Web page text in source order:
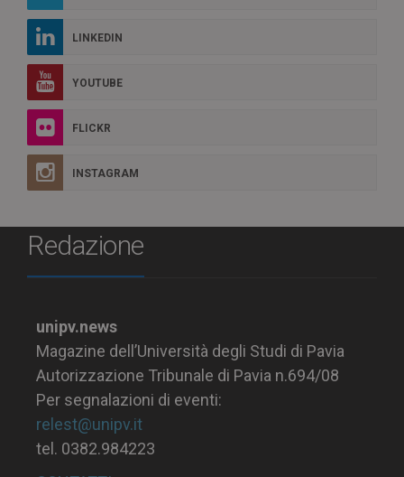
LINKEDIN
YOUTUBE
FLICKR
INSTAGRAM
Redazione
unipv.news
Magazine dell’Università degli Studi di Pavia
Autorizzazione Tribunale di Pavia n.694/08
Per segnalazioni di eventi:
relest@unipv.it
tel. 0382.984223